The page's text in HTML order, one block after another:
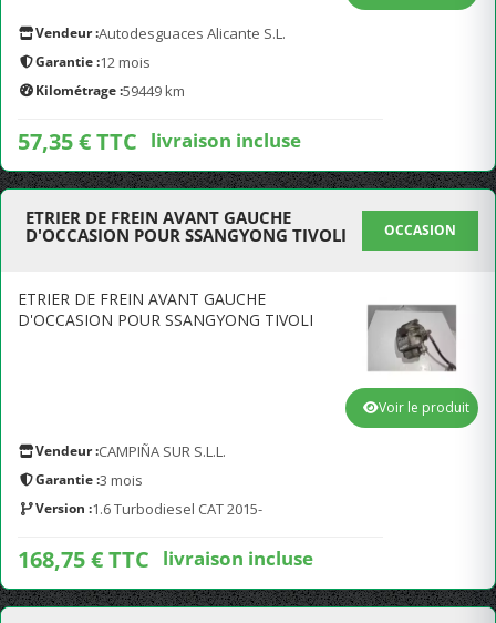
Vendeur :Autodesguaces Alicante S.L.
Garantie :12 mois
Kilométrage :59449 km
57,35 € TTC livraison incluse
ETRIER DE FREIN AVANT GAUCHE
D'OCCASION POUR SSANGYONG TIVOLI
OCCASION
ETRIER DE FREIN AVANT GAUCHE
D'OCCASION POUR SSANGYONG TIVOLI
Vendeur :CAMPIÑA SUR S.L.L.
Garantie :3 mois
Version :1.6 Turbodiesel CAT 2015-
168,75 € TTC livraison incluse
Voir le produit